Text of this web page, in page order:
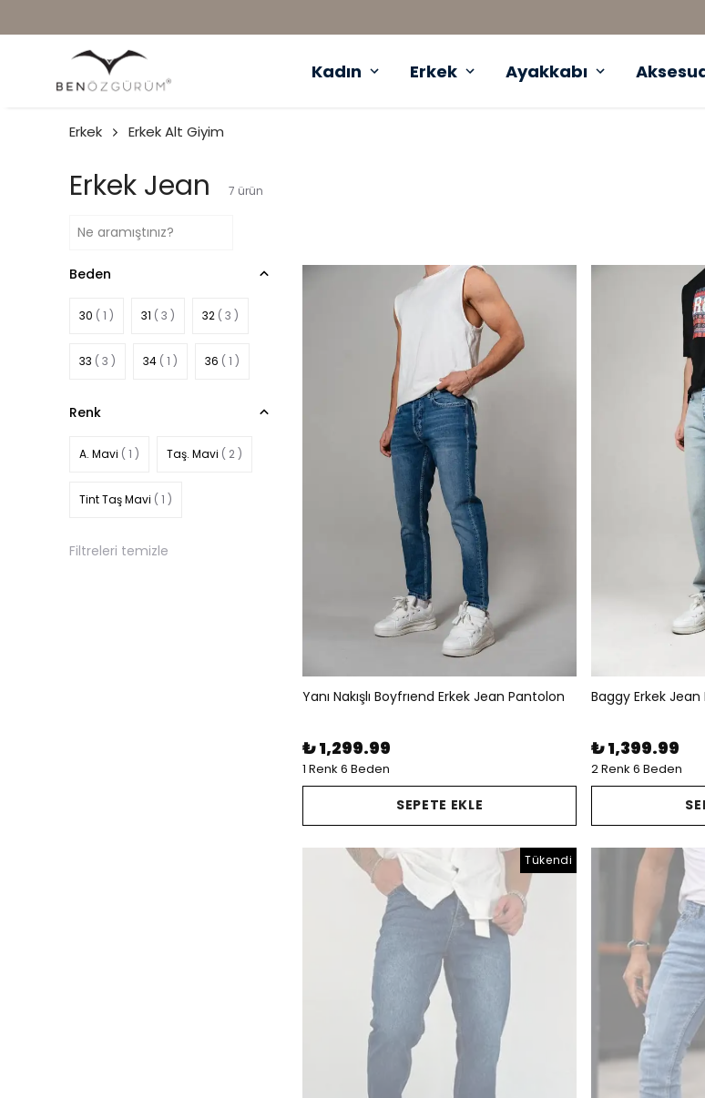
Kadın Erkek Ayakkabı
Erkek Erkek Alt Giyim
Erkek Jean 7 ürün
Beden
30 ( 1 ) 31 ( 3 ) 32 ( 3 )
33 ( 3 ) 34 ( 1 ) 36 ( 1 )
Renk
A. Mavi ( 1 ) Taş. Mavi ( 2 )
Tint Taş Mavi ( 1 )
Filtreleri temizle
Yanı Nakışlı Boyfrıend Erkek Jean Pantolon
₺ 1,299.99
1 Renk 6 Beden
SEPETE EKLE
Baggy Erkek
₺ 1,399.99
2 Renk 6 Beden
Tükendi